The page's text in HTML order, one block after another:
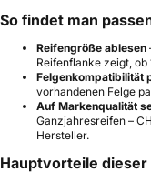
So findet man
Reifengröße ablesen
Reifenflanke zeigt, ob
Felgenkompatibilität
vorhandenen Felge
Auf Markenqualität
Ganzjahresreifen –
Hersteller.
Hauptvorteile